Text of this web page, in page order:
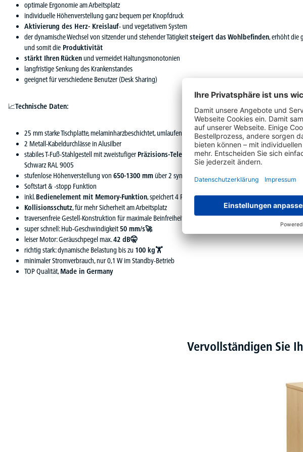
optimale Ergonomie am Arbeitsplatz
individuelle Höhenverstellung ganz bequem per Knopfdruck
Aktivierung des Herz- Kreislauf- und vegetativem System
der dynamische Wechsel von sitzender und stehender Tätigkeitsteigert das Wohlbefinden, erhöht die
und somit die Produktivität
stärkt Ihren Rückenund vermeidet Haltungsmonotonien
langfristige Senkung des Krankenstandes
geeignet für verschiedene Benutzer (Desk Sharing)
📈Technische Daten:
25 mm starke Tischplatte, melaminharzbeschichtet, umlaufend mit 3 mm starkem Kunststoff-Umleimer
2 Metall-Kabeldurchlässe in Alusilber
stabiles T-Fuß-Stahlgestell mit zweistufiger Präzisions-Teleskopsäule , pulverbeschichtet in Alusilber
Schwarz RAL 9005
stufenlose Höhenverstellung von 650-1300 mmüber 2 synchron gesteuerte Elektromotoren
Softstart & -stopp Funktion
inkl.Bedienelement mit Memory-Funktion, speichert 4 Positionen
Kollisionsschutz, für mehr Sicherheit am Arbeitsplatz
traversenfreie Gestell-Konstruktion für maximale Beinfreiheit
super schnell: Hub-Geschwindigkeit 50 mm/s🚀
leiser Motor: Geräuschpegel max.42 dB🤫
richtig stark: dynamische Belastung bis zu 100 kg🏋
minimaler Stromverbrauch, nur 0,1 W im Standby-Betrieb
TOP Qualität,Made in Germany
Vervollständigen Sie